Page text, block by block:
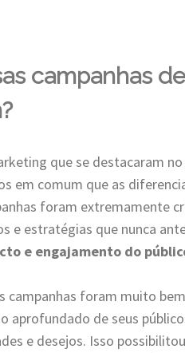
campanhas
que se destacaram
em comum que as
foram extremamente
e estratégias que nunca
e engajamento do
campanhas foram muito
aprofundado de seus
e desejos. Isso